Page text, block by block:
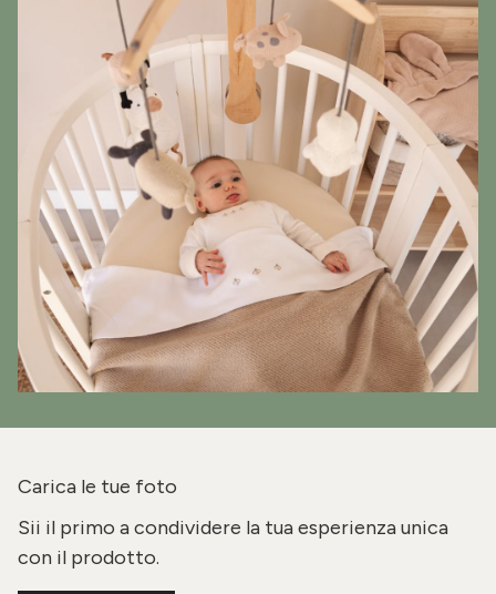
Carica le tue foto
Sii il primo a condividere la tua esperienza unica
con il prodotto.